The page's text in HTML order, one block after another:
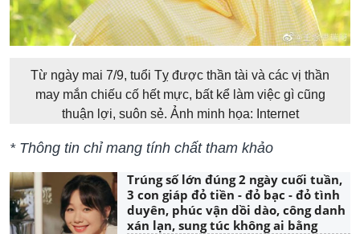
Từ ngày mai 7/9, tuổi Tỵ được thần tài và các vị thần
may mắn chiếu cố hết mực, bất kể làm việc gì cũng
thuận lợi, suôn sẻ. Ảnh minh họa: Internet
* Thông tin chỉ mang tính chất tham khảo
Trúng số lớn đúng 2 ngày cuối tuần,
3 con giáp đỏ tiền - đỏ bạc - đỏ tình
duyên, phúc vận dồi dào, công danh
xán lạn, sung túc không ai bằng